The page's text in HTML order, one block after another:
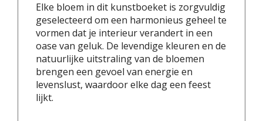
Elke bloem in dit kunstboeket is zorgvuldig
geselecteerd om een harmonieus geheel te
vormen dat je interieur verandert in een
oase van geluk. De levendige kleuren en de
natuurlijke uitstraling van de bloemen
brengen een gevoel van energie en
levenslust, waardoor elke dag een feest
lijkt.